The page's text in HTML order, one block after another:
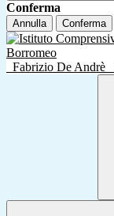
Conferma
Annulla Conferma
Fabrizio De Andrè